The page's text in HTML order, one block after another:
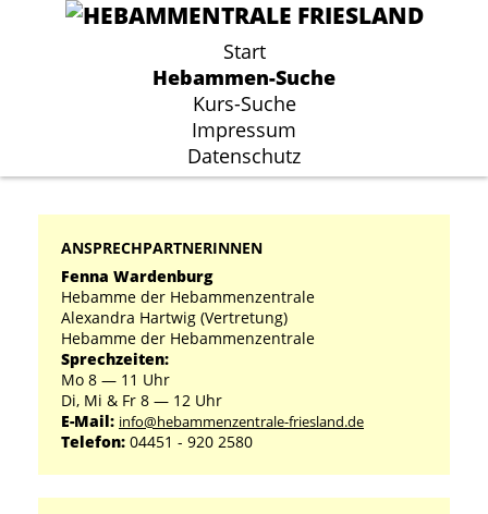
Start
Hebammen-Suche
Kurs-Suche
Impressum
Datenschutz
Start
Hebammen-Suche
Kurs-Suche
Impressum
Datenschutz
ANSPRECHPARTNERINNEN
Fenna Wardenburg
Hebamme der Hebammenzentrale
Alexandra Hartwig (Vertretung)
Hebamme der Hebammenzentrale
Sprechzeiten:
Mo 8 ― 11 Uhr
Di, Mi & Fr 8 ― 12 Uhr
E-Mail: info@hebammenzentrale-friesland.de
Telefon: 04451 - 920 2580